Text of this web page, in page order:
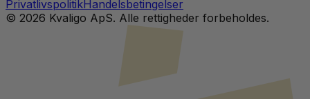
PrivatlivspolitikHandelsbetingelser
© 2026 Kvaligo ApS. Alle rettigheder forbeholdes.